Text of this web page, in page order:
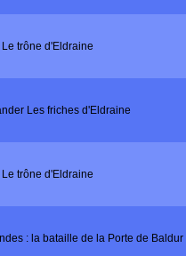
Le trône d'Eldraine
Les friches d'Eldraine
Le trône d'Eldraine
: la bataille de la Porte de Baldur